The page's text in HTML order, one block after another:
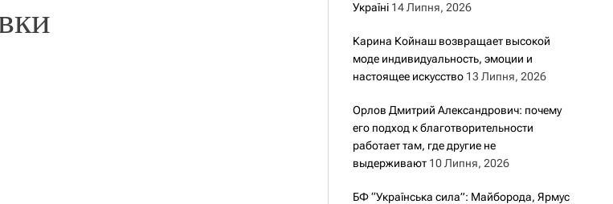
Україні 14 Липня, 2026
Карина Койнаш возвращает высокой
моде индивидуальность, эмоции и
настоящее искусство 13 Липня, 2026
Орлов Дмитрий Александрович: почему
его подход к благотворительности
работает там, где другие не
выдерживают 10 Липня, 2026
БФ “Українська сила”: Майборода, Ярмус